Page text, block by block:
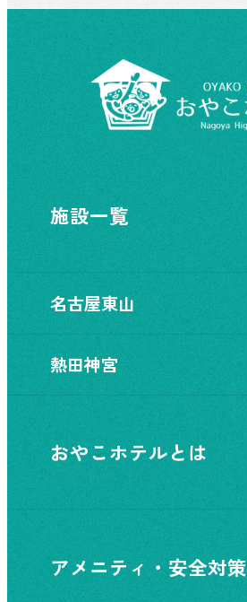
施設一覧
名古屋東山
熱田神宮
おやこホテルとは
アメニティ・安全対策